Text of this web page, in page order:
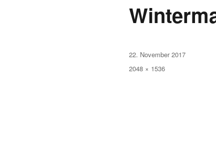
Veröffentlicht
am
22. November 2017
Originalgröße
2048 × 1536